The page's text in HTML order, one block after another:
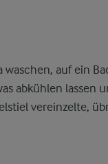
waschen, auf ein
abkühlen lassen
vereinzelte,